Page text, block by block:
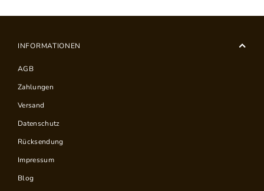
INFORMATIONEN
AGB
Zahlungen
Versand
Datenschutz
Rücksendung
Impressum
Blog